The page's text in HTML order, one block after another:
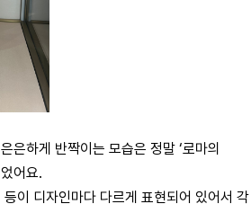
은하게 반짝이는 모습은 정말 ‘로마의
어요.
이 디자인마다 다르게 표현되어 있어서 각